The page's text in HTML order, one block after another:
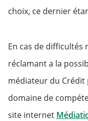
choix, ce dernier
En cas de difficultés
réclamant a la
médiateur du Crédit
domaine de
site internet